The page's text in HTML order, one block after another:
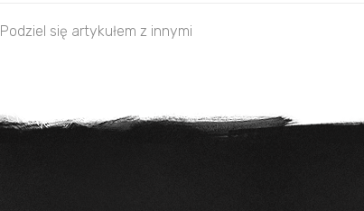
Podziel się artykułem z innymi